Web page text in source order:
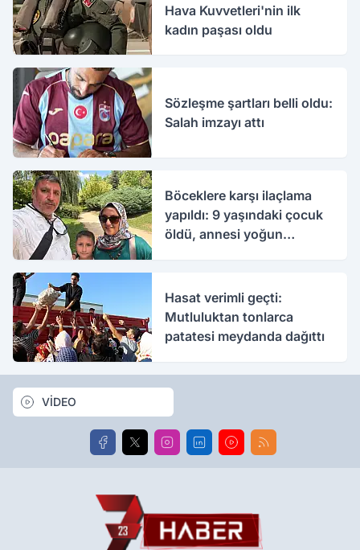
Hava Kuvvetleri'nin ilk
kadın paşası oldu
Sözleşme şartları belli oldu:
Salah imzayı attı
Böceklere karşı ilaçlama
yapıldı: 9 yaşındaki çocuk
öldü, annesi yoğun
Hasat verimli geçti:
Mutluluktan tonlarca
patatesi meydanda dağıttı
VİDEO